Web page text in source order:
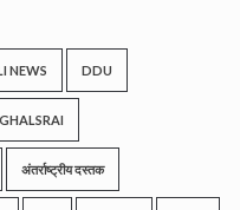
NEWS DDU
अंतर्राष्ट्रीय दस्तक